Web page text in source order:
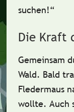
suchen!“
Die Kraft
Gemeinsam
Wald. Bald
Fledermaus
wollte. Auch